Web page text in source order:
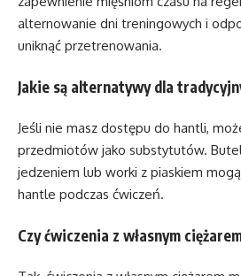
alternowanie dni treningowych i
uniknąć przetrenowania.
Jakie są alternatywy dla
Jeśli nie masz dostępu do hantli,
przedmiotów jako substytutów.
jedzeniem lub worki z piaskiem
hantle podczas ćwiczeń.
Czy ćwiczenia z własnym